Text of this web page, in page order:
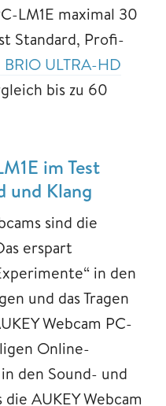
LM1E maximal 30
Standard, Profi-
ULTRA-HD
bis zu 60
im Test
und Klang
sind die
erspart
in den
und das Tragen
Webcam PC-
Online-
den Sound- und
AUKEY Webcam